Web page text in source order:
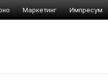
Маркетинг Импресум